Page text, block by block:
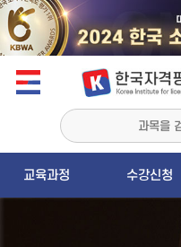
교육과정 수강신청